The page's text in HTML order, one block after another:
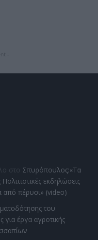
-
στο Σπυρόπουλος:«Τα
εκδηλώσεις
από πέρυσι» (video)
του
για έργα αγροτικής